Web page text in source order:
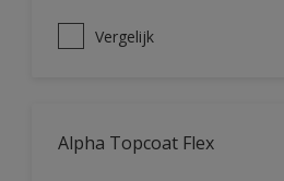
Vergelijk
Alpha Topcoat Flex